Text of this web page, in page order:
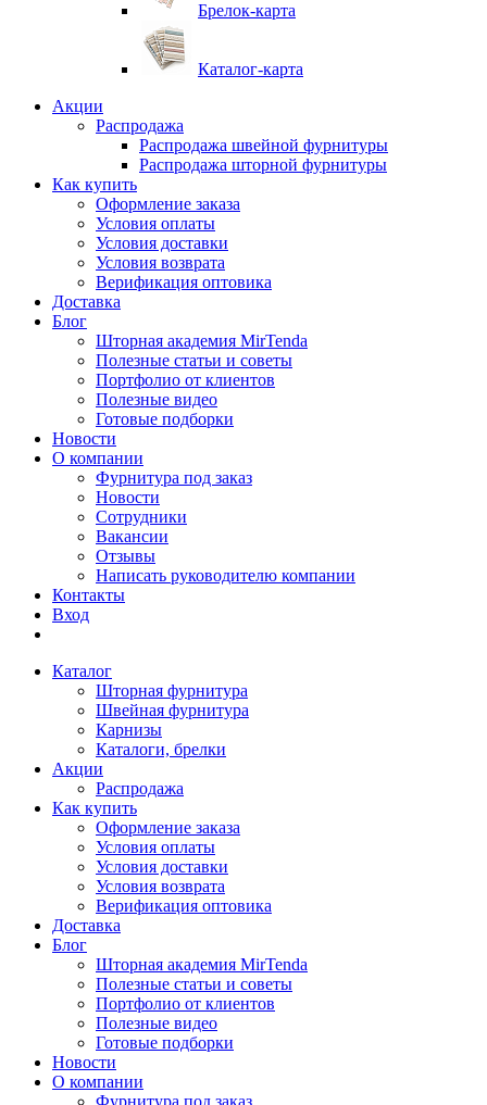
Брелок-карта
Каталог-карта
Акции
Распродажа
Распродажа швейной фурнитуры
Распродажа шторной фурнитуры
Как купить
Оформление заказа
Условия оплаты
Условия доставки
Условия возврата
Верификация оптовика
Доставка
Блог
Шторная академия MirTenda
Полезные статьи и советы
Портфолио от клиентов
Полезные видео
Готовые подборки
Новости
О компании
Фурнитура под заказ
Новости
Сотрудники
Вакансии
Отзывы
Написать руководителю компании
Контакты
Вход
Каталог
Шторная фурнитура
Швейная фурнитура
Карнизы
Каталоги, брелки
Акции
Распродажа
Как купить
Оформление заказа
Условия оплаты
Условия доставки
Условия возврата
Верификация оптовика
Доставка
Блог
Шторная академия MirTenda
Полезные статьи и советы
Портфолио от клиентов
Полезные видео
Готовые подборки
Новости
О компании
Фурнитура под заказ